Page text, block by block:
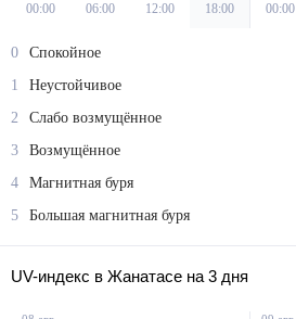
00:00 06:00 12:00 18:00 00:00
0
Спокойное
1
Неустойчивое
2
Слабо возмущённое
3
Возмущённое
4
Магнитная буря
5
Большая магнитная буря
UV-индекс в Жанатасе на 3 дня